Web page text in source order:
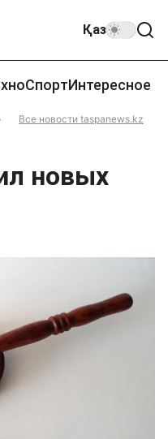
Қаз
СпортИнтересное
Все новости taspanews.kz
новых